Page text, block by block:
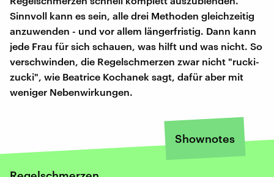
Sinnvoll kann es sein, alle drei Methoden gleichzeitig
anzuwenden - und vor allem längerfristig. Dann kann
jede Frau für sich schauen, was hilft und was nicht. So
verschwinden, die Regelschmerzen zwar nicht "rucki-
zucki", wie Beatrice Kochanek sagt, dafür aber mit
weniger Nebenwirkungen.
Shownotes